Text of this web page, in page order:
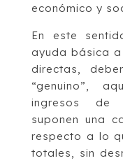
económico y
En este
ayuda básica
directas,
“genuino”,
ingresos de
suponen una
respecto a lo
totales, sin